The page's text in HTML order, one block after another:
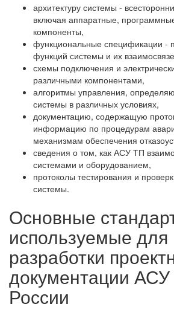
архитектуру системы -
включая аппаратные,
компоненты,
функциональные спецификации -
функций системы и их
схемы подключения и
различными компонентами,
алгоритмы управления,
системы в различных условиях,
документацию, содержащую
информацию по процедурам
механизмам обеспечения
сведения о том, как АСУ ТП
системами и оборудованием,
протоколы тестирования и
системы.
Основные
используемые для
разработки
документации
России